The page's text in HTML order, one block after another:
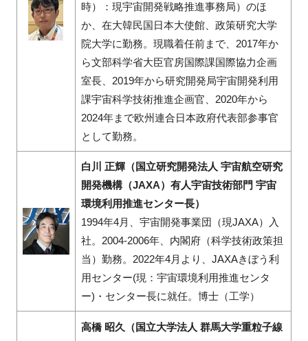
時）：現宇宙開発戦略推進事務局）のほ
か、在大韓民国日本大使館、政策研究大学
院大学に勤務。現職着任前まで、2017年か
ら文部科学省大臣官房国際課国際協力企画
室長、2019年から研究開発局宇宙開発利用
課宇宙科学技術推進企画官、2020年から
2024年まで欧州連合日本政府代表部参事官
として勤務。
白川 正輝（国立研究開発法人 宇宙航空研究
開発機構（JAXA）有人宇宙技術部門 宇宙
環境利用推進センター長）
1994年4月、宇宙開発事業団（現JAXA）入
社。2004-2006年、内閣府（科学技術政策担
当）勤務。2022年4月より、JAXAきぼう利
用センター(現：宇宙環境利用推進センタ
ー)・センター長に就任。博士（工学）
高橋 昭久（国立大学法人 群馬大学重粒子線